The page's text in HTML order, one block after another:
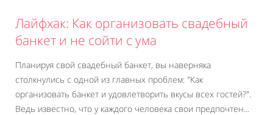
Лайфхак: Как организовать свадебный
банкет и не сойти с ума
Планируя свой свадебный банкет, вы наверняка
столкнулись с одной из главных проблем: "Как
организовать банкет и удовлетворить вкусы всех гостей?".
Ведь известно, что у каждого человека свои предпочтен...